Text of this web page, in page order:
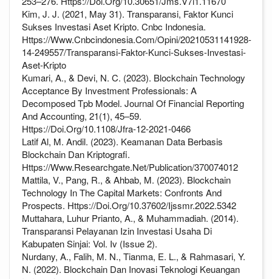
Kim, J. J. (2021, May 31). Transparansi, Faktor Kunci
Sukses Investasi Aset Kripto. Cnbc Indonesia.
Https://Www.Cnbcindonesia.Com/Opini/20210531141928-
14-249557/Transparansi-Faktor-Kunci-Sukses-Investasi-
Aset-Kripto
Kumari, A., & Devi, N. C. (2023). Blockchain Technology
Acceptance By Investment Professionals: A
Decomposed Tpb Model. Journal Of Financial Reporting
And Accounting, 21(1), 45–59.
Https://Doi.Org/10.1108/Jfra-12-2021-0466
Latif Al, M. Andil. (2023). Keamanan Data Berbasis
Blockchain Dan Kriptografi.
Https://Www.Researchgate.Net/Publication/370074012
Mattila, V., Pang, R., & Ahbab, M. (2023). Blockchain
Technology In The Capital Markets: Confronts And
Prospects. Https://Doi.Org/10.37602/Ijssmr.2022.5342
Muttahara, Luhur Prianto, A., & Muhammadiah. (2014).
Transparansi Pelayanan Izin Investasi Usaha Di
Kabupaten Sinjai: Vol. Iv (Issue 2).
Nurdany, A., Falih, M. N., Tianma, E. L., & Rahmasari, Y.
N. (2022). Blockchain Dan Inovasi Teknologi Keuangan